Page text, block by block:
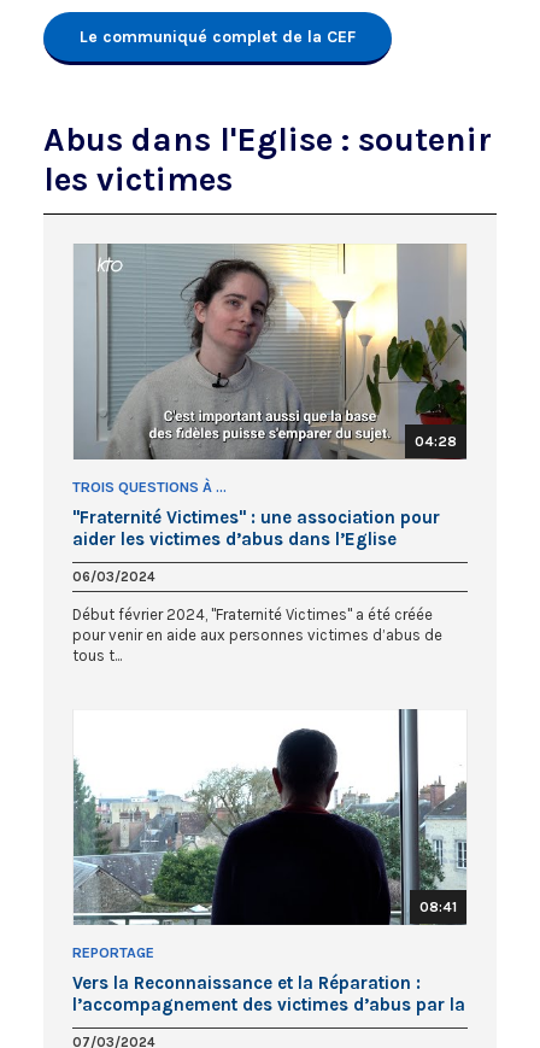
Le communiqué complet de la CEF
Abus dans l'Eglise : soutenir
les victimes
04:28
TROIS QUESTIONS À ...
"Fraternité Victimes" : une association pour
aider les victimes d’abus dans l’Eglise
06/03/2024
Début février 2024, "Fraternité Victimes" a été créée
pour venir en aide aux personnes victimes d’abus de
tous t...
08:41
REPORTAGE
Vers la Reconnaissance et la Réparation :
l’accompagnement des victimes d’abus par la
CRR
07/03/2024